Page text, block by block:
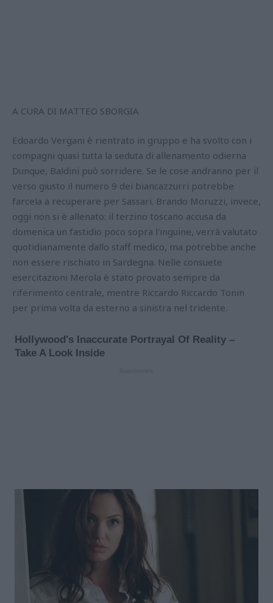
A CURA DI MATTEO SBORGIA
Edoardo Vergani è rientrato in gruppo e ha svolto con i
compagni quasi tutta la seduta di allenamento odierna
Dunque, Baldini può sorridere. Se le cose andranno per il
verso giusto il numero 9 dei biancazzurri potrebbe
farcela a recuperare per Sassari. Brando Moruzzi, invece,
oggi non si è allenato: il terzino toscano accusa da
domenica un fastidio poco sopra l'inguine, verrà valutato
quotidianamente dallo staff medico, ma potrebbe anche
non essere rischiato in Sardegna. Nelle consuete
esercitazioni Merola è stato provato sempre da
riferimento centrale, mentre Riccardo Riccardo Tonin
per prima volta da esterno a sinistra nel tridente.